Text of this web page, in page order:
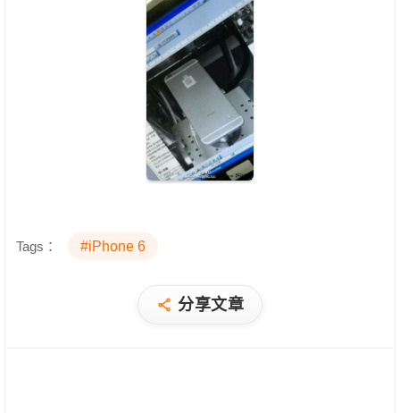
Tags： #iPhone 6
分享文章